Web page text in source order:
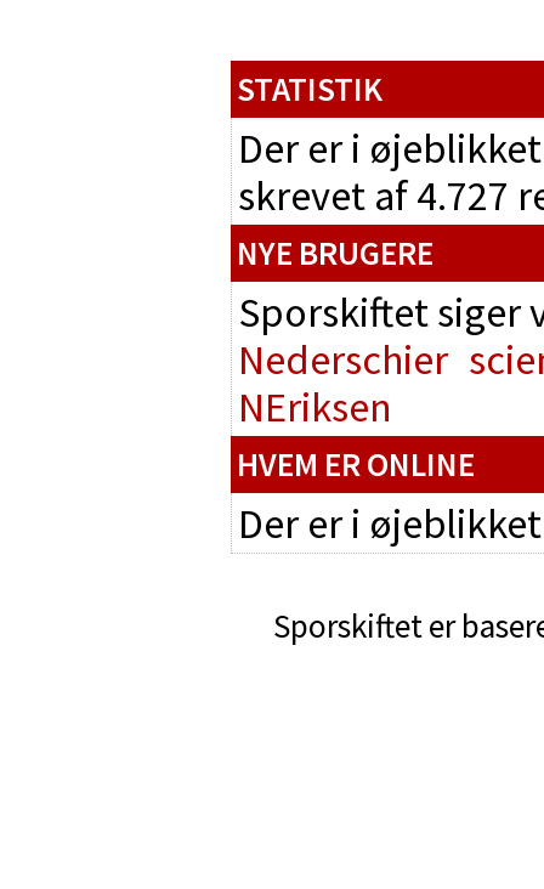
STATISTIK
Der er i
skrevet af 4.727
NYE BRUGERE
Sporskiftet
Nederschier
NEriksen
HVEM ER ONLINE
Der er i
Sporskiftet er